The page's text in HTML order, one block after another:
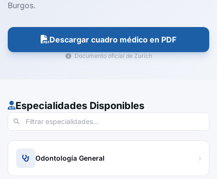
Burgos.
Descargar cuadro médico en PDF
Documento oficial de Zurich
Especialidades Disponibles
Odontología General